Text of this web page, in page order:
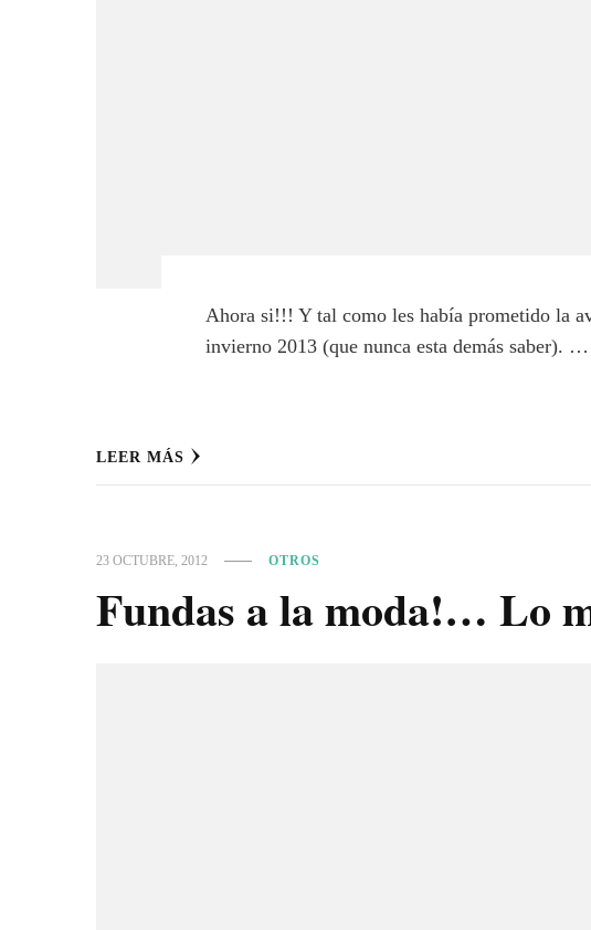
Ahora si!!! Y tal como les había prometido la
invierno 2013 (que nunca esta demás saber). …
LEER MÁS
23 OCTUBRE, 2012 OTROS
Fundas a la moda!… Lo